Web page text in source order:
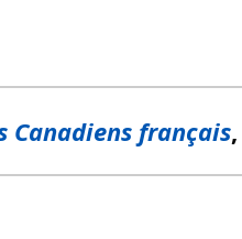
Canadiens français